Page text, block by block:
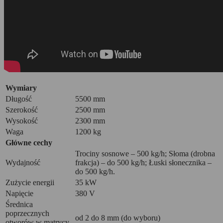
Wymiary
Długość
5500 mm
Szerokość
2500 mm
Wysokość
2300 mm
Waga
1200 kg
Główne cechy
Wydajność
Trociny sosnowe – 500 kg/h; Słoma (drobna
frakcja) – do 500 kg/h; Łuski słonecznika –
do 500 kg/h.
Zużycie energii
35 kW
Napięcie
380 V
Średnica
poprzecznych
od 2 do 8 mm (do wyboru)